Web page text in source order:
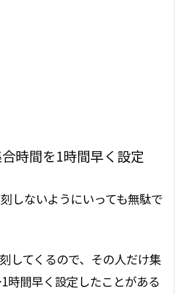
時間を1時間早く設定
しないようにいっても無駄で
してくるので、その人だけ集
時間早く設定したことがある